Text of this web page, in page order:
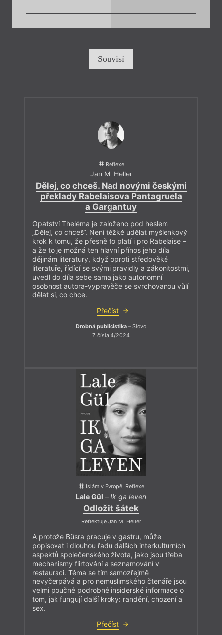
Souvisí
Reflexe
Jan M. Heller
Dělej, co chceš. Nad novými českými
překlady Rabelaisova Pantagruela
a Gargantuy
Opatství Theléma je založeno pod heslem
„Dělej, co chceš“. Není těžké udělat myšlenkový
krok k tomu, že přesně to platí i pro Rabelaise –
a že to je možná ten hlavní přínos jeho díla
dějinám literatury, když oproti středověké
literatuře, řídící se svými pravidly a zákonitostmi,
uvedl do díla sebe sama jako autonomní
osobnost autora-vypravěče se svrchovanou vůlí
dělat si, co chce.
Přečíst
Drobná publicistika – Slovo
Z čísla 4/2024
Islám v Evropě, Reflexe
Lale Gül – Ik ga leven
Odložit šátek
Reflektuje Jan M. Heller
A protože Büsra pracuje v gastru, může
popisovat i dlouhou řadu dalších interkulturních
aspektů společenského života, jako jsou třeba
mechanismy flirtování a seznamování v
restauraci. Téma se tím samozřejmě
nevyčerpává a pro nemuslimského čtenáře jsou
velmi poučné podrobné insiderské informace o
tom, jak fungují další kroky: randění, chození a
sex.
Přečíst